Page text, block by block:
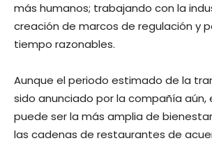
más humanos; trabajando con la
creación de marcos de regulación y
tiempo razonables.
Aunque el periodo estimado de la
sido anunciado por la compañía
puede ser la más amplia de
las cadenas de restaurantes de